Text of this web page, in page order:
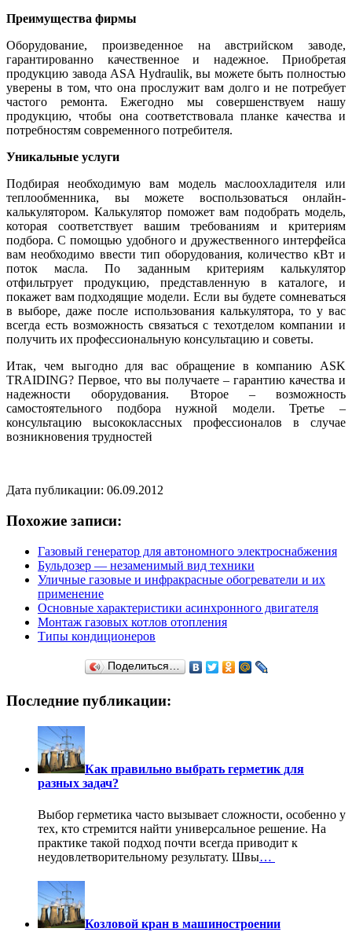
Преимущества фирмы
Оборудование, произведенное на австрийском заводе,
гарантированно качественное и надежное. Приобретая
продукцию завода ASA Hydraulik, вы можете быть полностью
уверены в том, что она прослужит вам долго и не потребует
частого ремонта. Ежегодно мы совершенствуем нашу
продукцию, чтобы она соответствовала планке качества и
потребностям современного потребителя.
Уникальные услуги
Подбирая необходимую вам модель маслоохладителя или
теплообменника, вы можете воспользоваться онлайн-
калькулятором. Калькулятор поможет вам подобрать модель,
которая соответствует вашим требованиям и критериям
подбора. С помощью удобного и дружественного интерфейса
вам необходимо ввести тип оборудования, количество кВт и
поток масла. По заданным критериям калькулятор
отфильтрует продукцию, представленную в каталоге, и
покажет вам подходящие модели. Если вы будете сомневаться
в выборе, даже после использования калькулятора, то у вас
всегда есть возможность связаться с техотделом компании и
получить их профессиональную консультацию и советы.
Итак, чем выгодно для вас обращение в компанию ASK
TRAIDING? Первое, что вы получаете – гарантию качества и
надежности оборудования. Второе – возможность
самостоятельного подбора нужной модели. Третье –
консультацию высококлассных профессионалов в случае
возникновения трудностей
Дата публикации: 06.09.2012
Похожие записи:
Газовый генератор для автономного электроснабжения
Бульдозер — незаменимый вид техники
Уличные газовые и инфракрасные обогреватели и их
применение
Основные характеристики асинхронного двигателя
Монтаж газовых котлов отопления
Типы кондиционеров
Поделиться…
Последние публикации:
Как правильно выбрать герметик для
разных задач?
Выбор герметика часто вызывает сложности, особенно у
тех, кто стремится найти универсальное решение. На
практике такой подход почти всегда приводит к
неудовлетворительному результату. Швы…
Козловой кран в машиностроении